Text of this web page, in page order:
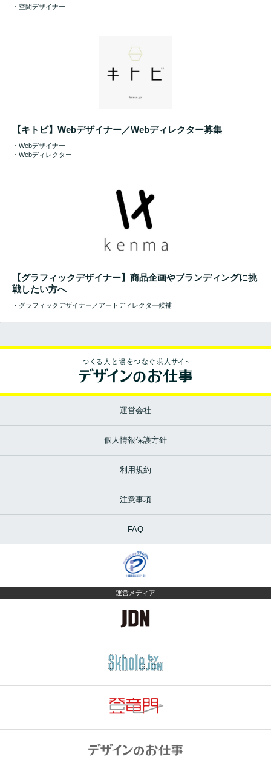
・空間デザイナー
【キトビ】Webデザイナー／Webディレクター募集
・Webデザイナー
・Webディレクター
【グラフィックデザイナー】商品企画やブランディングに挑
戦したい方へ
・グラフィックデザイナー／アートディレクター候補
運営会社
個人情報保護方針
利用規約
注意事項
FAQ
運営メディア